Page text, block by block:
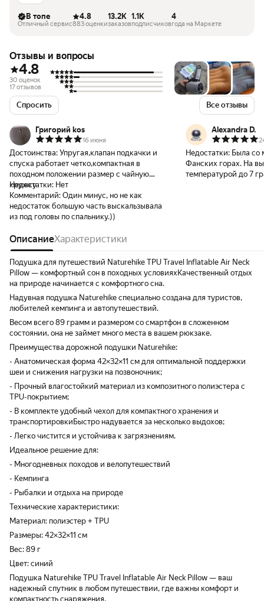
В топе
Отличный сервис
4.8
883 оценки
13.2K
заказов
1.1K
подписчиков
4
года на Маркете
Отзывы и вопросы
4.8
30 оценок
17 отзывов
Спросить Все отзывы
Григорий kos
16 июня
Достоинства: Упругая,клапан подкачки и
спуска работает четко,компактная в
походном положении размер с чайную
кружку
Недостатки: Нет
Комментарий: Один минус, но не как
недостаток большую часть выскальзывала
из под головы по спальнику.))
Alexandra D.
Недостатки: Была со
Фанских горах. На
температурой до 7
ОписаниеХарактеристики
Подушка для путешествий Naturehike TPU Travel Inflatable Air Neck
Pillow — комфортный сон в походных условияхКачественный отдых
на природе начинается с комфортного сна.
Надувная подушка Naturehike специально создана для туристов,
любителей кемпинга и автопутешествий.
Весом всего 89 грамм и размером со смартфон в сложенном
состоянии, она не займет много места в вашем рюкзаке.
Преимущества дорожной подушки Naturehike:
- Анатомическая форма 42×32×11 см для оптимальной поддержки
шеи и снижения нагрузки на позвоночник;
- Прочный влагостойкий материал из композитного полиэстера с
TPU-покрытием;
- В комплекте удобный чехол для компактного хранения и
транспортировкиБыстро надувается за несколько выдохов;
- Легко чистится и устойчива к загрязнениям.
Идеальное решение для:
- Многодневных походов и велопутешествий
- Кемпинга
- Рыбалки и отдыха на природе
Технические характеристики:
Материал: полиэстер + TPU
Размеры: 42×32×11 см
Вес: 89 г
Цвет: синий
Подушка Naturehike TPU Travel Inflatable Air Neck Pillow — ваш
надежный спутник в любом путешествии, где важны комфорт и
компактность снаряжения.